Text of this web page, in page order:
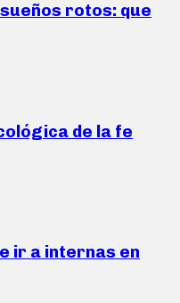
rotos: que
de la fe
ir a internas en